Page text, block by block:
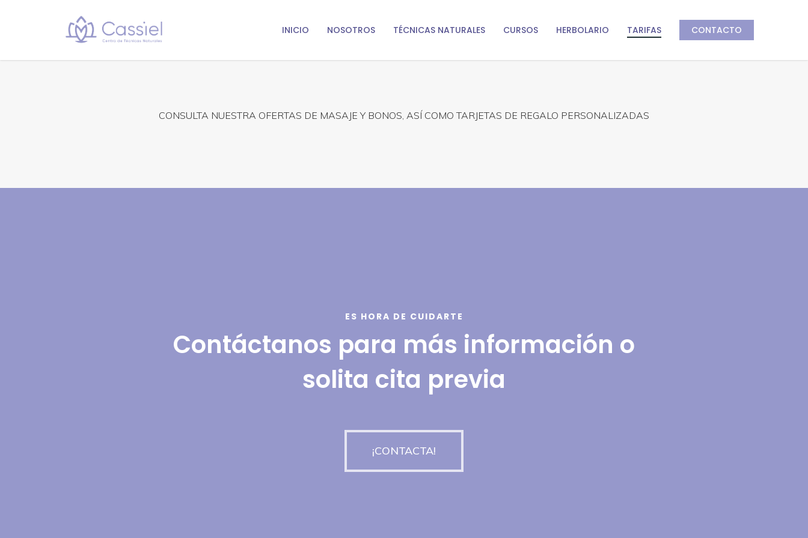
INICIO NOSOTROS TÉCNICAS NATURALES CURSOS HERBOLARIO TARIFAS CONTACTO
CONSULTA NUESTRA OFERTAS DE MASAJE Y BONOS, ASÍ COMO TARJETAS DE REGALO PERSONALIZADAS
ES HORA DE CUIDARTE
Contáctanos para más información o
solita cita previa
¡CONTACTA!